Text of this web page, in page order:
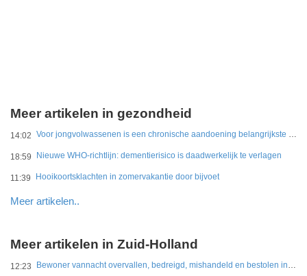
Meer artikelen in gezondheid
14:02 Voor jongvolwassenen is een chronische aandoening belangrijkste belemmering
18:59 Nieuwe WHO-richtlijn: dementierisico is daadwerkelijk te verlagen
11:39 Hooikoortsklachten in zomervakantie door bijvoet
Meer artikelen..
Meer artikelen in Zuid-Holland
12:23 Bewoner vannacht overvallen, bedreigd, mishandeld en bestolen in Leidschendam